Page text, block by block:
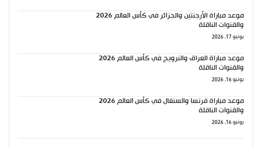
موعد مباراة الأرجنتين والجزائر في كأس العالم 2026
والقنوات الناقلة
يونيو 17, 2026
موعد مباراة العراق والنرويج في كأس العالم 2026
والقنوات الناقلة
يونيو 16, 2026
موعد مباراة فرنسا والسنغال في كأس العالم 2026
والقنوات الناقلة
يونيو 16, 2026